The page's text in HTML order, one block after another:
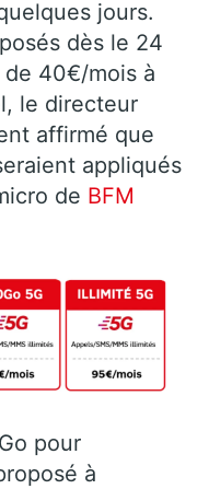
jours.
dès le 24
40€/mois à
le directeur
affirmé que
appliqués
de BFM
pour
à